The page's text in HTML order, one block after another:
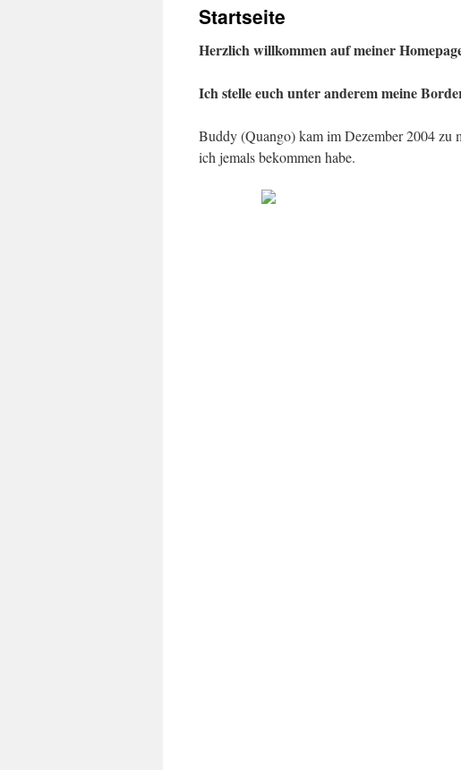
springen
Startseite
Herzlich willkommen auf meiner
Ich stelle euch unter anderem meine
Buddy (Quango) kam im Dezember 2004 zu
ich jemals bekommen habe.